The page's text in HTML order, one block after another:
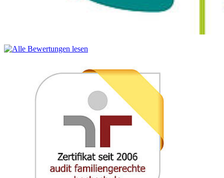
Die FUSES Spring School ist ein zweiwöchiges internationales
Training mit dem Schwerpunkt auf erneuerbaren Energien und
Dazu gehören praktische Kurse über Wasserstofftechnologie und
erneuerbare Energien sowie eine Exkursion zur Hannover Messe.
Die 33. Spring School findet vom 14. bis 24. April 2026 in
Stralsund statt.